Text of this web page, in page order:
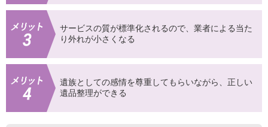
サービスの質が標準化されるので、業者による当た
り外れが小さくなる
遺族としての感情を尊重してもらいながら、正しい
遺品整理ができる